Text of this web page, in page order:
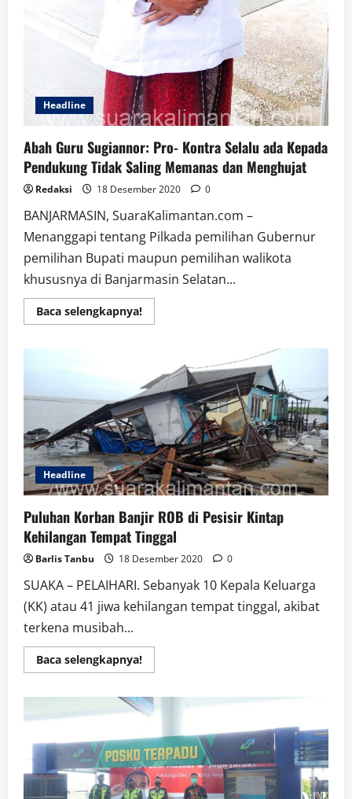
Headline
Abah Guru Sugiannor: Pro- Kontra Selalu ada Kepada
Pendukung Tidak Saling Memanas dan Menghujat
Redaksi 18 Desember 2020 0
BANJARMASIN, SuaraKalimantan.com –
Menanggapi tentang Pilkada pemilihan Gubernur
pemilihan Bupati maupun pemilihan walikota
khususnya di Banjarmasin Selatan...
Baca selengkapnya!Read
more
Sugiannor:
Pro-
Kontra
Selalu
ada
Kepada
Pendukung
Tidak
Saling
Memanas
dan
Menghujat
Headline
Puluhan Korban Banjir ROB di Pesisir Kintap
Kehilangan Tempat Tinggal
Barlis Tanbu 18 Desember 2020 0
SUAKA – PELAIHARI. Sebanyak 10 Kepala Keluarga
(KK) atau 41 jiwa kehilangan tempat tinggal, akibat
terkena musibah...
Baca selengkapnya!Read
more
Korban
Banjir
di
Pesisir
Kintap
Kehilangan
Tempat
Tinggal